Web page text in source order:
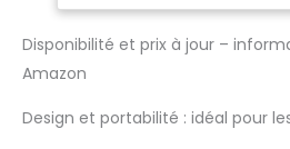
idéale
Disponibilité et prix à jour –
Amazon
Design et portabilité : idéal pour